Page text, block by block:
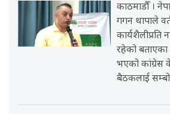
काठमाडौँ ।
गगन थापाले
कार्यशैलीप्रति
रहेको
भएको कांग्रेस
बैठकलाई